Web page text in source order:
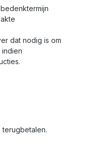
dat nodig is om